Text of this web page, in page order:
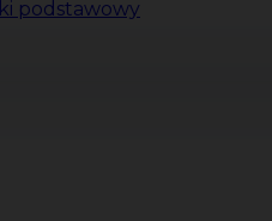
podstawowy